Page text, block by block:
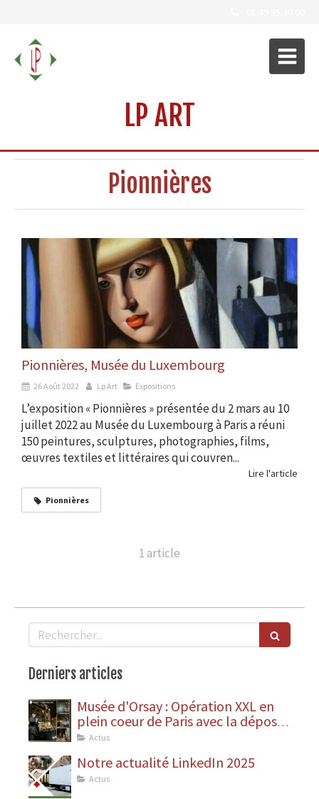
LP ART
Pionnières
Pionnières, Musée du Luxembourg
26 Août 2022 Lp Art Expositions
L’exposition « Pionnières » présentée du 2 mars au 10
juillet 2022 au Musée du Luxembourg à Paris a réuni
150 peintures, sculptures, photographies, films,
œuvres textiles et littéraires qui couvren...
Lire l'article
Pionnières
1 article
Rechercher
Derniers articles
Musée d'Orsay : Opération XXL en
plein coeur de Paris avec la dépose
des statues
Actus
Notre actualité LinkedIn 2025
Actus